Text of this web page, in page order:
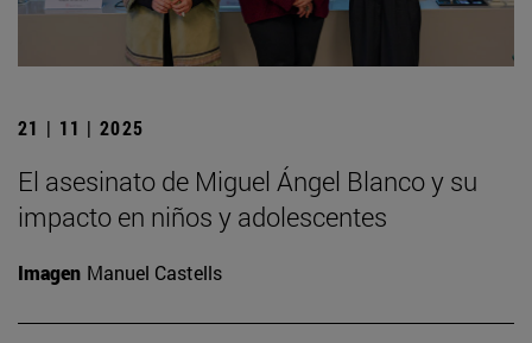
21 | 11 | 2025
El asesinato de Miguel Ángel Blanco y su
impacto en niños y adolescentes
Imagen Manuel Castells